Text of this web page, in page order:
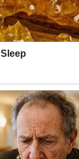
vraća.
i konkretne